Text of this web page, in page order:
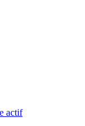
actif